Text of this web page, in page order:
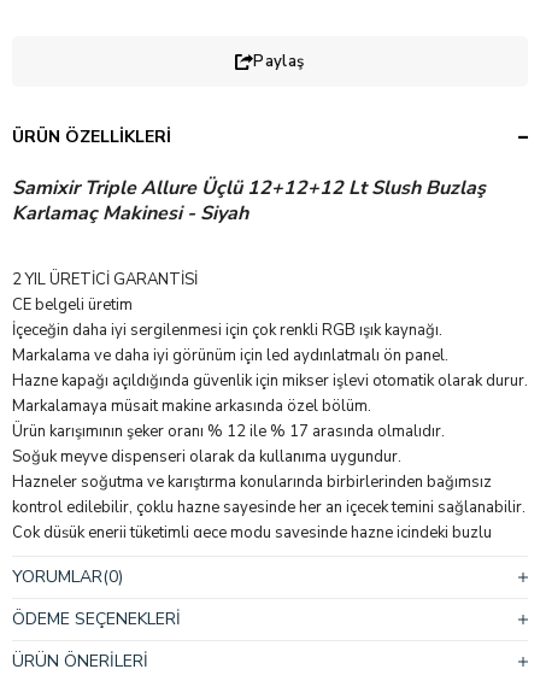
Paylaş
ÜRÜN ÖZELLIKLERI
Samixir Triple Allure Üçlü 12+12+12 Lt Slush Buzlaş
Karlamaç Makinesi - Siyah
2 YIL ÜRETİCİ GARANTİSİ
CE belgeli üretim
İçeceğin daha iyi sergilenmesi için çok renkli RGB ışık kaynağı.
Markalama ve daha iyi görünüm için led aydınlatmalı ön panel.
Hazne kapağı açıldığında güvenlik için mikser işlevi otomatik olarak durur.
Markalamaya müsait makine arkasında özel bölüm.
Ürün karışımının şeker oranı % 12 ile % 17 arasında olmalıdır.
Soğuk meyve dispenseri olarak da kullanıma uygundur.
Hazneler soğutma ve karıştırma konularında birbirlerinden bağımsız
kontrol edilebilir, çoklu hazne sayesinde her an içecek temini sağlanabilir.
Çok düşük enerji tüketimli gece modu sayesinde hazne içindeki buzlu
Mükemmel temizlik ve hijyen için içecekle temas eden tüm parçalara
kolayca ulaşılır ve hızlı bir şekilde temizlenebilir.
Polikarbonat hazne darbeye dayanıklı ve gıda kullanımına uygundur.
Makinenin kompakt gövdesi ve çoklu hazne özelliği sayesinde tüm
YORUMLAR(0)
ÖDEME SEÇENEKLERI
ÜRÜN ÖNERILERI